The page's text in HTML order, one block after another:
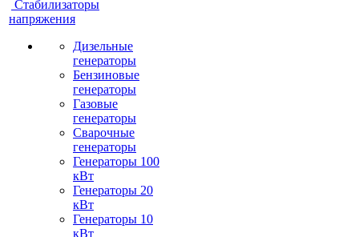
Стабилизаторы
напряжения
Дизельные
генераторы
Бензиновые
генераторы
Газовые
генераторы
Сварочные
генераторы
Генераторы 100
кВт
Генераторы 20
кВт
Генераторы 10
кВт